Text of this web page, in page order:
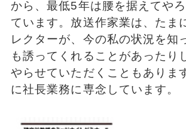
から、最低5年は腰を据えてや
ています。放送作家業は、たま
レクターが、今の私の状況を知
も誘ってくれることがあったり
やらせていただくこともありま
に社長業務に専念しています。